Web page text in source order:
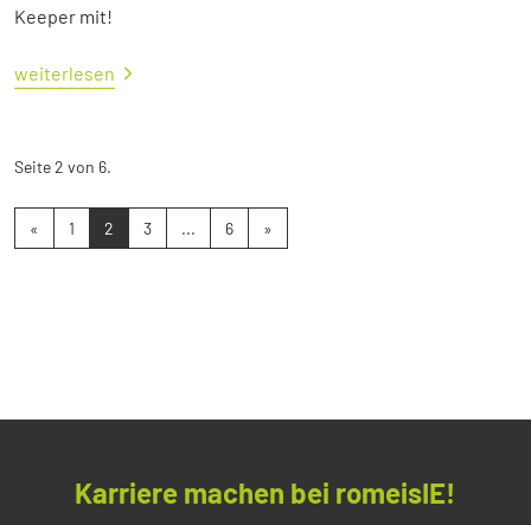
Keeper mit!
weiterlesen
Seite 2 von 6.
« 1 2 3 ... 6 »
Karriere machen bei romeisIE!